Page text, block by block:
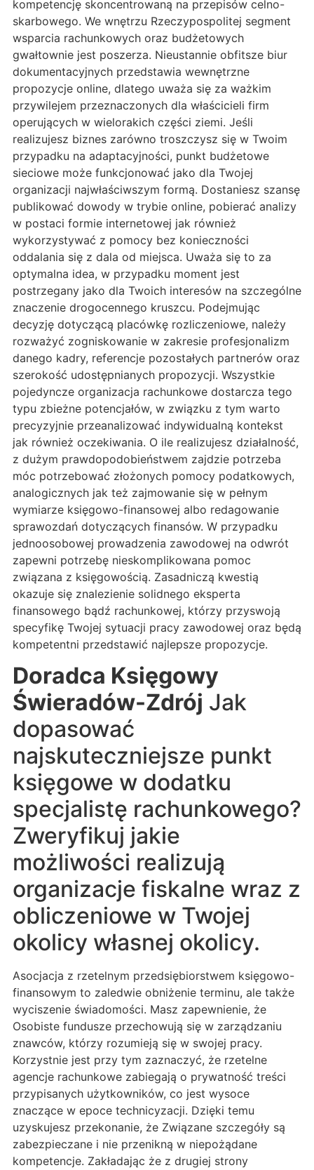
kompetencję skoncentrowaną na przepisów celno-
skarbowego. We wnętrzu Rzeczypospolitej segment
wsparcia rachunkowych oraz budżetowych
gwałtownie jest poszerza. Nieustannie obfitsze biur
dokumentacyjnych przedstawia wewnętrzne
propozycje online, dlatego uważa się za ważkim
przywilejem przeznaczonych dla właścicieli firm
operujących w wielorakich części ziemi. Jeśli
realizujesz biznes zarówno troszczysz się w Twoim
przypadku na adaptacyjności, punkt budżetowe
sieciowe może funkcjonować jako dla Twojej
organizacji najwłaściwszym formą. Dostaniesz szansę
publikować dowody w trybie online, pobierać analizy
w postaci formie internetowej jak również
wykorzystywać z pomocy bez konieczności
oddalania się z dala od miejsca. Uważa się to za
optymalna idea, w przypadku moment jest
postrzegany jako dla Twoich interesów na szczególne
znaczenie drogocennego kruszcu. Podejmując
decyzję dotyczącą placówkę rozliczeniowe, należy
rozważyć zogniskowanie w zakresie profesjonalizm
danego kadry, referencje pozostałych partnerów oraz
szerokość udostępnianych propozycji. Wszystkie
pojedyncze organizacja rachunkowe dostarcza tego
typu zbieżne potencjałów, w związku z tym warto
precyzyjnie przeanalizować indywidualną kontekst
jak również oczekiwania. O ile realizujesz działalność,
z dużym prawdopodobieństwem zajdzie potrzeba
móc potrzebować złożonych pomocy podatkowych,
analogicznych jak też zajmowanie się w pełnym
wymiarze księgowo-finansowej albo redagowanie
sprawozdań dotyczących finansów. W przypadku
jednoosobowej prowadzenia zawodowej na odwrót
zapewni potrzebę nieskomplikowana pomoc
związana z księgowością. Zasadniczą kwestią
okazuje się znalezienie solidnego eksperta
finansowego bądź rachunkowej, którzy przyswoją
specyfikę Twojej sytuacji pracy zawodowej oraz będą
kompetentni przedstawić najlepsze propozycje.
Doradca Księgowy
Świeradów-Zdrój Jak
dopasować
najskuteczniejsze punkt
księgowe w dodatku
specjalistę rachunkowego?
Zweryfikuj jakie
możliwości realizują
organizacje fiskalne wraz z
obliczeniowe w Twojej
okolicy własnej okolicy.
Asocjacja z rzetelnym przedsiębiorstwem księgowo-
finansowym to zaledwie obniżenie terminu, ale także
wyciszenie świadomości. Masz zapewnienie, że
Osobiste fundusze przechowują się w zarządzaniu
znawców, którzy rozumieją się w swojej pracy.
Korzystnie jest przy tym zaznaczyć, że rzetelne
agencje rachunkowe zabiegają o prywatność treści
przypisanych użytkowników, co jest wysoce
znaczące w epoce technicyzacji. Dzięki temu
uzyskujesz przekonanie, że Związane szczegóły są
zabezpieczane i nie przenikną w niepożądane
kompetencje. Zakładając że z drugiej strony